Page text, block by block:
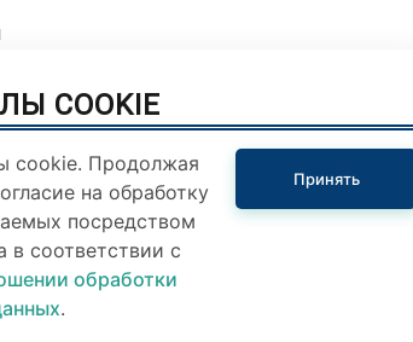
© Орловский городской Совет народных депутатов.
Цитирование в Интернете материалов
Отправляя любую форму на сайте, вы
COOKIE
cookie. Продолжая
на обработку
посредством
соответствии с
обработки
.
Принять